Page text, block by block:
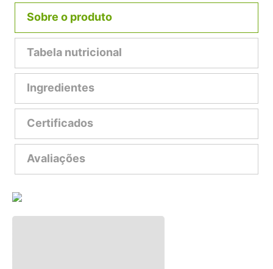
Sobre o produto
Tabela nutricional
Ingredientes
Certificados
Avaliações